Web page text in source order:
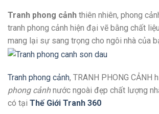
Tranh phong cảnh thiên nhiên, phong
tranh phong cảnh hiện đại vẽ bằng chất
mang lại sự sang trọng cho ngôi nhà của
Tranh phong cảnh, TRANH PHONG CẢNH
phong cảnhnước ngoài đẹp chất lượng
có tại Thế Giới Tranh 360